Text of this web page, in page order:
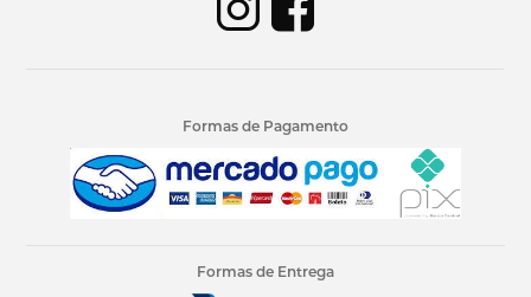
Formas de Pagamento
Formas de Entrega